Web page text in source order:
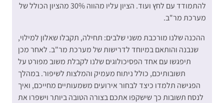
להתמודד עם לחץ ועוד.
הציון עליו מהווה 30% מהציון הכולל של
מערכת מר"ב.
ההכנה שלנו מורכבת משני שלבים: תחילה, תקבלו שאלון למילוי,
שנבנה והותאם במיוחד לדרישות של מערכת מר"ב. לאחר מכן
תיפגשו עם אחד הפסיכולוגים שלנו לקבלת משוב מפורט על
תשובותיכם, כולל ניתוח מעמיק והמלצות לשיפור. במהלך
הפגישה תלמדו כיצד לבחור אירועים משמעותיים מחייכם, ואיך
לנסח תשובות כך שישקפו אתכם בצורה הטובה ביותר וישפרו את